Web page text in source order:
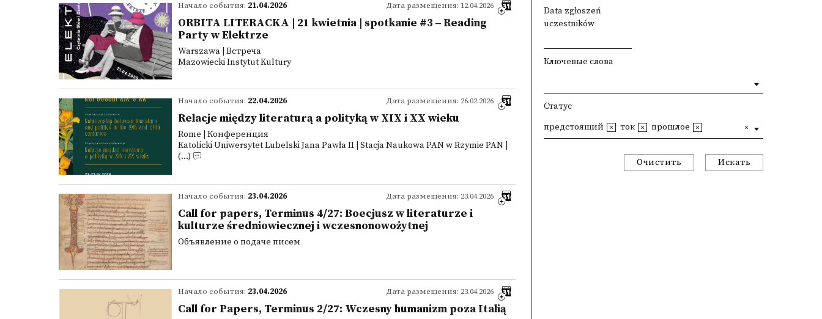
Дата размещения: 12.04.2026
Начало события: 21.04.2026
ORBITA LITERACKA | 21 kwietnia | spotkanie #3 ‒ Reading
Party w Elektrze
Warszawa | Встреча
Mazowiecki Instytut Kultury
Дата размещения: 26.02.2026
Начало события: 22.04.2026
Relacje między literaturą a polityką w XIX i XX wieku
Rome | Конференция
Katolicki Uniwersytet Lubelski Jana Pawła II | Stacja Naukowa PAN w Rzymie PAN |
(...)
Дата размещения: 23.04.2026
Начало события: 23.04.2026
Call for papers, Terminus 4/27: Boecjusz w literaturze i
kulturze średniowiecznej i wczesnonowożytnej
Объявление о подаче писем
Дата размещения: 23.04.2026
Начало события: 23.04.2026
Call for Papers, Terminus 2/27: Wczesny humanizm poza Italią
Data zgłoszeń
uczestników
Ключевые слова
Статус
предстоящий ток прошлое
Очистить Искать